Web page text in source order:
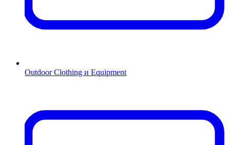
Outdoor Clothing и Equipment